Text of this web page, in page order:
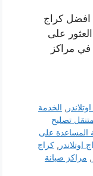
افضل كراج
على
في مراكز
, الخدمة
تصليح
المساعدة على
اوتلاندر , كراج
, مراكز صيانة